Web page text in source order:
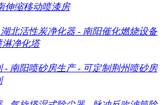
伸缩移动喷漆房
湖北活性炭净化器 - 南阳催化燃烧设备
淋净化塔
- 南阳喷砂房生产 - 可定制荆州喷砂房